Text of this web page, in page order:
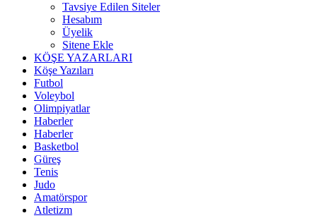
Tavsiye Edilen Siteler
Hesabım
Üyelik
Sitene Ekle
KÖŞE YAZARLARI
Köşe Yazıları
Futbol
Voleybol
Olimpiyatlar
Haberler
Haberler
Basketbol
Güreş
Tenis
Judo
Amatörspor
Atletizm